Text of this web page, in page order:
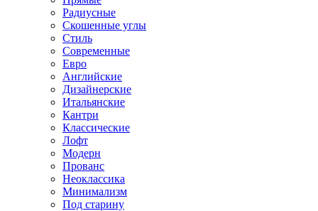
Радиусные
Скошенные углы
Стиль
Современные
Евро
Английские
Дизайнерские
Итальянские
Кантри
Классические
Лофт
Модерн
Прованс
Неоклассика
Минимализм
Под старину